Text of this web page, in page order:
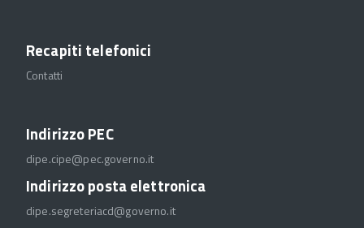
Recapiti telefonici
Contatti
Indirizzo PEC
dipe.cipe@pec.governo.it
Indirizzo posta elettronica
dipe.segreteriacd@governo.it